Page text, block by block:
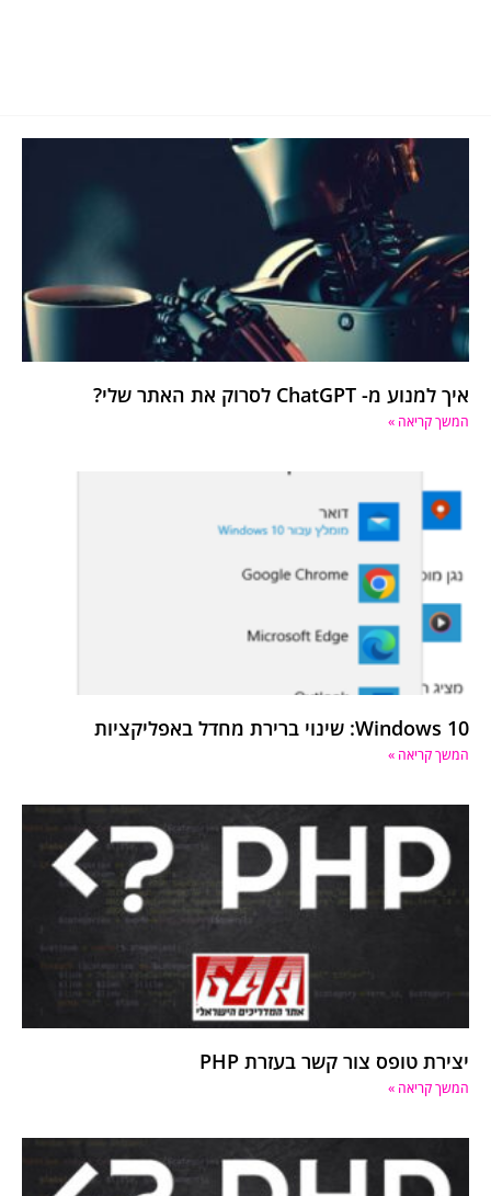
איך למנוע מ- ChatGPT לסרוק את האתר שלי?
המשך קריאה »
Windows 10: שינוי ברירת מחדל באפליקציות
המשך קריאה »
יצירת טופס צור קשר בעזרת PHP
המשך קריאה »